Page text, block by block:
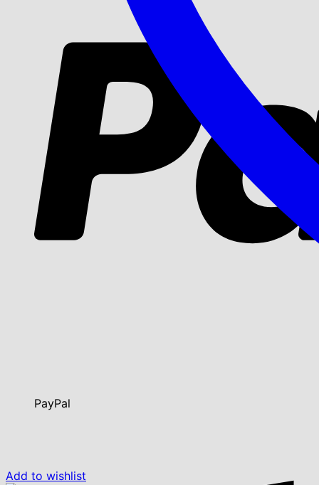
PayPal
Add to wishlist